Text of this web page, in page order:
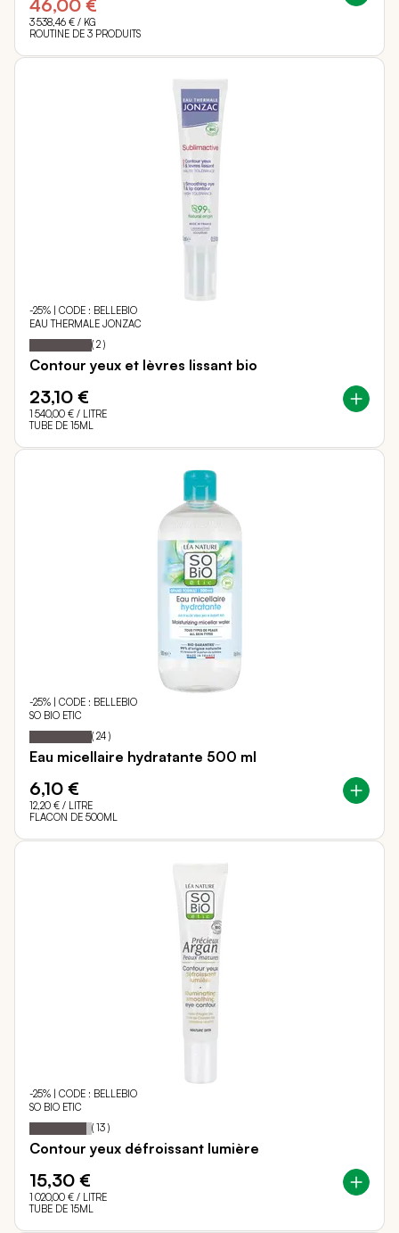
46,00 €
3 538,46 € / KG
ROUTINE DE 3 PRODUITS
-25% | CODE : BELLEBIO
EAU THERMALE JONZAC
Notation: 100
% of
( 2 )
Contour yeux et lèvres lissant bio
23,10 €
1 540,00 € / LITRE
TUBE DE 15ML
-25% | CODE : BELLEBIO
SO BIO ETIC
Notation: 100
% of
( 24 )
Eau micellaire hydratante 500 ml
6,10 €
12,20 € / LITRE
FLACON DE 500ML
-25% | CODE : BELLEBIO
SO BIO ETIC
Notation: 92
% of
( 13 )
Contour yeux défroissant lumière
15,30 €
1 020,00 € / LITRE
TUBE DE 15ML